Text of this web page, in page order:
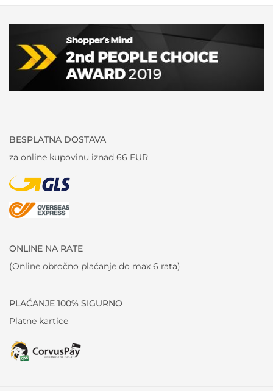
BESPLATNA DOSTAVA
za online kupovinu iznad 66 EUR
ONLINE NA RATE
(Online obročno plaćanje do max 6 rata)
PLAĆANJE 100% SIGURNO
Platne kartice